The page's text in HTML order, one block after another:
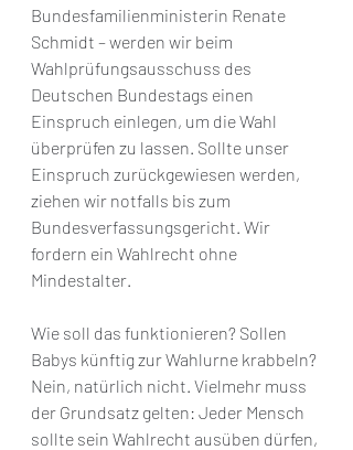
Bundesfamilienministerin Renate
Schmidt – werden wir beim
Wahlprüfungsausschuss des
Deutschen Bundestags einen
Einspruch einlegen, um die Wahl
überprüfen zu lassen. Sollte unser
Einspruch zurückgewiesen werden,
ziehen wir notfalls bis zum
Bundesverfassungsgericht. Wir
fordern ein Wahlrecht ohne
Mindestalter.
Wie soll das funktionieren? Sollen
Babys künftig zur Wahlurne krabbeln?
Nein, natürlich nicht. Vielmehr muss
der Grundsatz gelten: Jeder Mensch
sollte sein Wahlrecht ausüben dürfen,